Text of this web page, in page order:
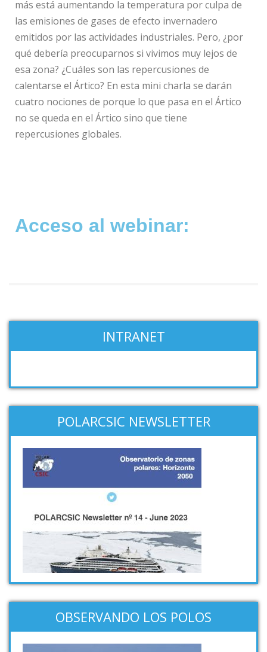
más está aumentando la temperatura por culpa de
las emisiones de gases de efecto invernadero
emitidos por las actividades industriales. Pero, ¿por
qué debería preocuparnos si vivimos muy lejos de
esa zona? ¿Cuáles son las repercusiones de
calentarse el Ártico? En esta mini charla se darán
cuatro nociones de porque lo que pasa en el Ártico
no se queda en el Ártico sino que tiene
repercusiones globales.
Acceso al webinar:
INTRANET
POLARCSIC NEWSLETTER
OBSERVANDO LOS POLOS